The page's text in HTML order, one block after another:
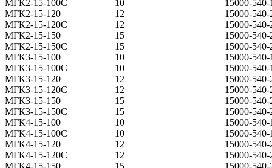
МГК2-15-100С
10
15000-540-
МГК2-15-120
12
15000-540-
МГК2-15-120С
12
15000-540-
МГК2-15-150
15
15000-540-
МГК2-15-150С
15
15000-540-
МГК3-15-100
10
15000-540-
МГК3-15-100С
10
15000-540-
МГК3-15-120
12
15000-540-
МГК3-15-120С
12
15000-540-
МГК3-15-150
15
15000-540-
МГК3-15-150С
15
15000-540-
МГК4-15-100
10
15000-540-
МГК4-15-100С
10
15000-540-
МГК4-15-120
12
15000-540-
МГК4-15-120С
12
15000-540-
МГК4-15-150
15
15000-540-